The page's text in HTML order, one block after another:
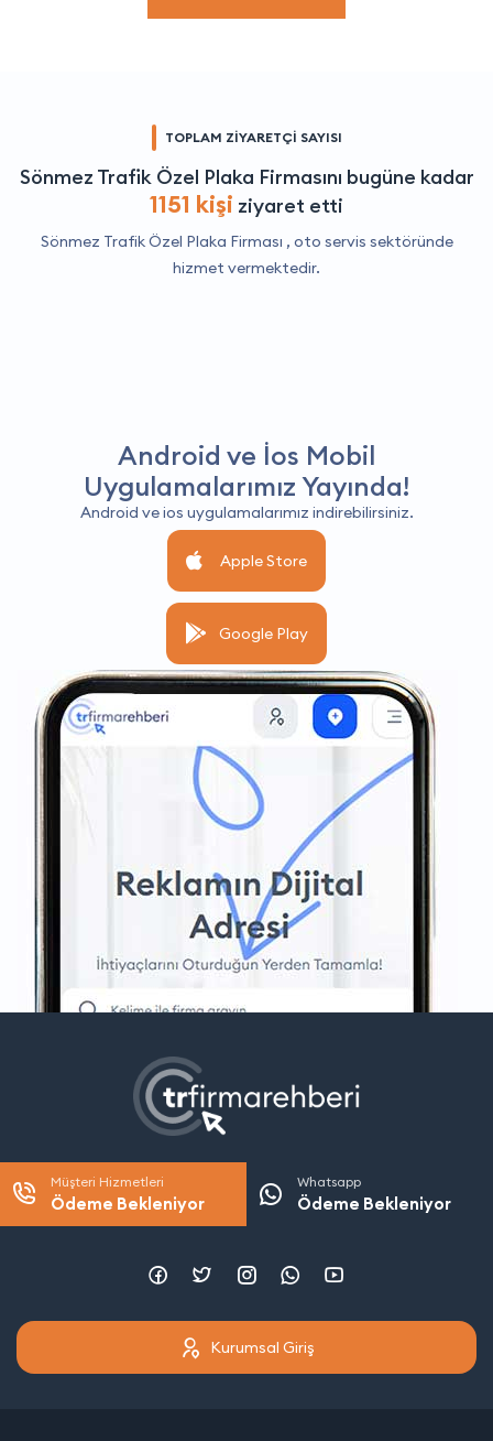
TOPLAM ZİYARETÇİ SAYISI
Sönmez Trafik Özel Plaka Firmasını bugüne kadar
1151 kişi ziyaret etti
Sönmez Trafik Özel Plaka Firması , oto servis sektöründe
hizmet vermektedir.
Android ve İos Mobil
Uygulamalarımız Yayında!
Android ve ios uygulamalarımız indirebilirsiniz.
Apple Store
Google Play
Müşteri Hizmetleri
Ödeme Bekleniyor
Whatsapp
Ödeme Bekleniyor
Kurumsal Giriş